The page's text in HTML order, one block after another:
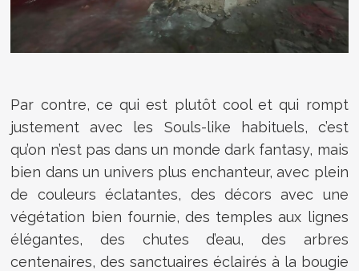
Par contre, ce qui est plutôt cool et qui rompt
justement avec les Souls-like habituels, c’est
qu’on n’est pas dans un monde dark fantasy, mais
bien dans un univers plus enchanteur, avec plein
de couleurs éclatantes, des décors avec une
végétation bien fournie, des temples aux lignes
élégantes, des chutes d’eau, des arbres
centenaires, des sanctuaires éclairés à la bougie